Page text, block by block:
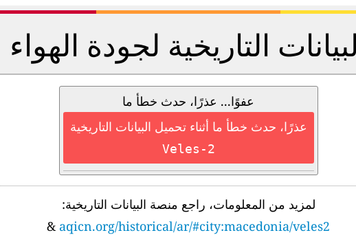
التاريخية لجودة الهواء
عفوًا... عذرًا، حدث خطأ ما
عذرًا، حدث خطأ ما أثناء تحميل البيانات التاريخية
Veles-2
لمزيد من المعلومات، راجع منصة البيانات التاريخية:
aqicn.org/historical/ar/#city:macedonia/veles2
&